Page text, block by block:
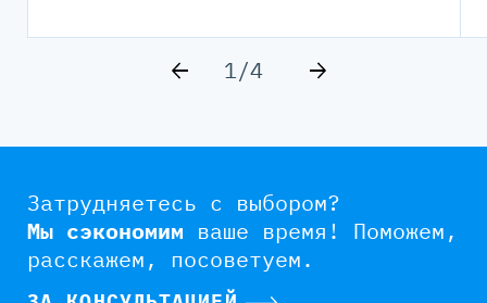
1/4
Затрудняетесь с выбором?
Мы сэкономим ваше время! Поможем,
расскажем, посоветуем.